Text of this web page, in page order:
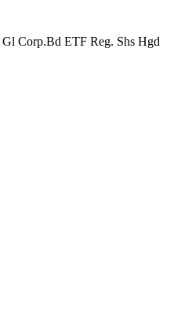
Corp.Bd ETF Reg. Shs Hgd